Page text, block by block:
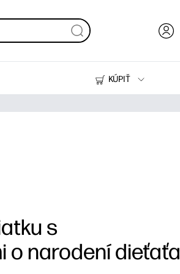
KÚPIŤ
Tlačiarne
s
o narodení dieťaťa